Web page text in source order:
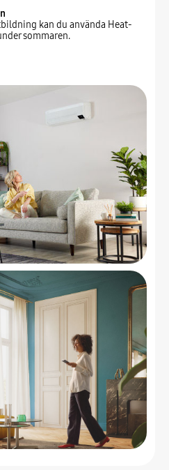
kan du använda Heat-
sommaren.